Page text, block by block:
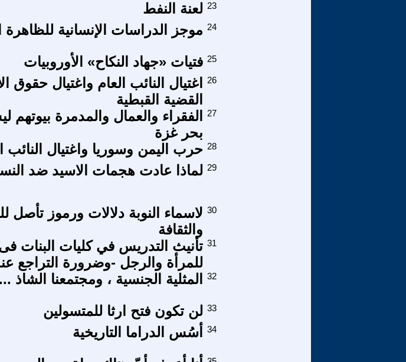
لعنة النفط 23
موجز الدراسات الإنسانية للظاهرة 24
فتيات «جهاد النكاح» الأوروبيات 25
اغتيال النائب العام واغتيال حقوق
القضية القبطية
26
الفقراء والعمال والمدمرة
بحر غزة
27
حرب اليمن وسوريا واغتيال النائب 28
لماذا عادت هجمات الاسيد ضد 29
لاسماء النوبة دلالات ورموز تأصل
والثقافة
30
تأنيث التدريس في كليات البنات
للمرأة والرجل -وضرورة التراجع
31
المثلية الجنسية ، ومجتمعنا الشاذ ... 32
لن تكون فتح ارثا للمتسولين 33
أسُس الدراما التاريخية 34